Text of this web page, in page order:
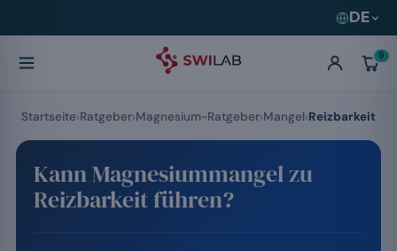
DE
0
Kann Magnesiummangel zu
Reizbarkeit führen?
Startseite Ratgeber Magnesium-Ratgeber Mangel Reizbarkeit